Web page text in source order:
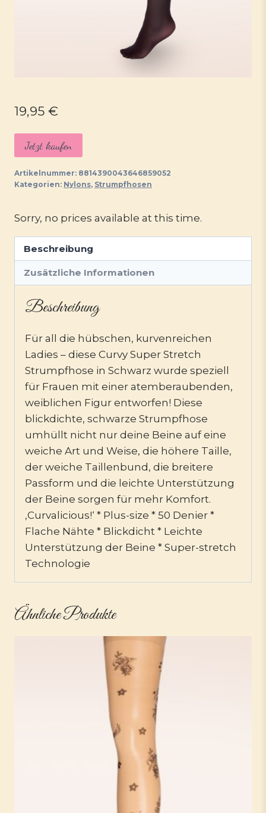
19,95 €
Jetzt kaufen
Artikelnummer: 8814390043646859052
Kategorien: Nylons, Strumpfhosen
Sorry, no prices available at this time.
Beschreibung
Zusätzliche Informationen
Beschreibung
Für all die hübschen, kurvenreichen
Ladies – diese Curvy Super Stretch
Strumpfhose in Schwarz wurde speziell
für Frauen mit einer atemberaubenden,
weiblichen Figur entworfen! Diese
blickdichte, schwarze Strumpfhose
umhüllt nicht nur deine Beine auf eine
weiche Art und Weise, die höhere Taille,
der weiche Taillenbund, die breitere
Passform und die leichte Unterstützung
der Beine sorgen für mehr Komfort.
‚Curvalicious!‘ * Plus-size * 50 Denier *
Flache Nähte * Blickdicht * Leichte
Unterstützung der Beine * Super-stretch
Technologie
Ähnliche Produkte